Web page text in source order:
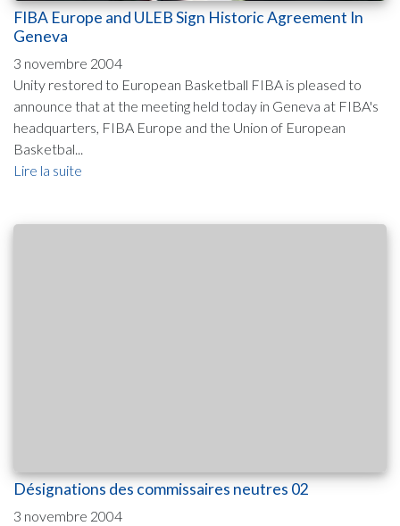
FIBA Europe and ULEB Sign Historic Agreement In
Geneva
3 novembre 2004
Unity restored to European Basketball FIBA is pleased to
announce that at the meeting held today in Geneva at FIBA's
headquarters, FIBA Europe and the Union of European
Basketbal...
Lire la suite
Désignations des commissaires neutres 02
3 novembre 2004